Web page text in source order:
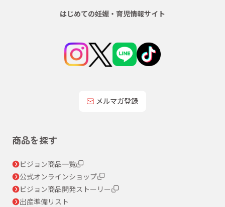
はじめての妊娠・育児情報サイト
メルマガ登録
商品を探す
ピジョン商品一覧
公式オンラインショップ
ピジョン商品開発ストーリー
出産準備リスト